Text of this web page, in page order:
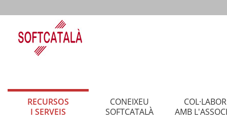
RECURSOS
I SERVEIS
CONEIXEU
SOFTCATALÀ
AMB